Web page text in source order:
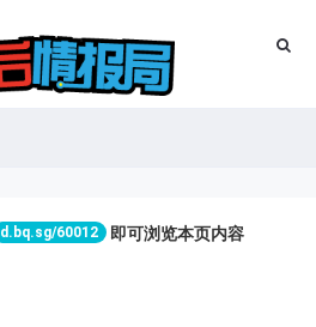
d.bq.sg/60012 即可浏览本页内容